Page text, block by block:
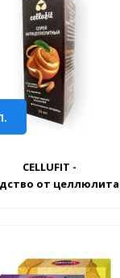
CELLUFIT -
от целлюлита